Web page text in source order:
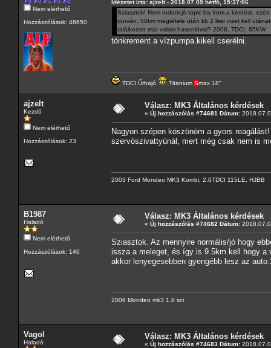
Nem elérhető
Hozzászólások: 48650
Idézetet írta: ajzelt - 2018.07.09 hétfő, 15:37:06
Sziasztok! Nem tudom jó topic-ba írom a kérdést,
durván. 50km megtétele után kb 2 liter vizet kell
találkozott már valaki hasonlóval? 2006, TDCI, 85KW
tönkrement a vízpumpa.kikell cserélni.
TDCI Űrhajó Titanium Smax 18"
ajzelt
Kezdő
Nem elérhető
Hozzászólások: 23
Válasz: MK3 Általános kérdések
« Új hozzászólás #74681 Dátum:
Nagyon szépen köszönöm a gyors
szervószivattyúnál, mert még csak nem is
2003 Ford Mondeo MK3 Kombi, 2.0TDCI 115LE, HJBB
B1987
Haladó
Nem elérhető
Hozzászólások: 140
Válasz: MK3 Általános kérdések
« Új hozzászólás #74682 Dátum:
Sziasztok. Az mennyire normális/jó hogy
issza a meleget, és így is 9.5km kell hogy a
akkor lenyegesebben gyengébb lesz az
2006 Mondeo mk3 1.8 sci
Vagol
Haladó
Válasz: MK3 Általános kérdések
« Új hozzászólás #74683 Dátum: